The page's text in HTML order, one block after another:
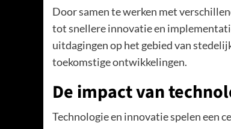
Door samen te werken met
tot snellere innovatie en
uitdagingen op het gebied van
toekomstige ontwikkelingen.
De impact van
Technologie en innovatie spelen een